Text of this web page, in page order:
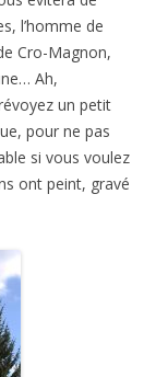
l’homme de
Cro-Magnon,
Ah,
un petit
pour ne pas
si vous voulez
ont peint, gravé